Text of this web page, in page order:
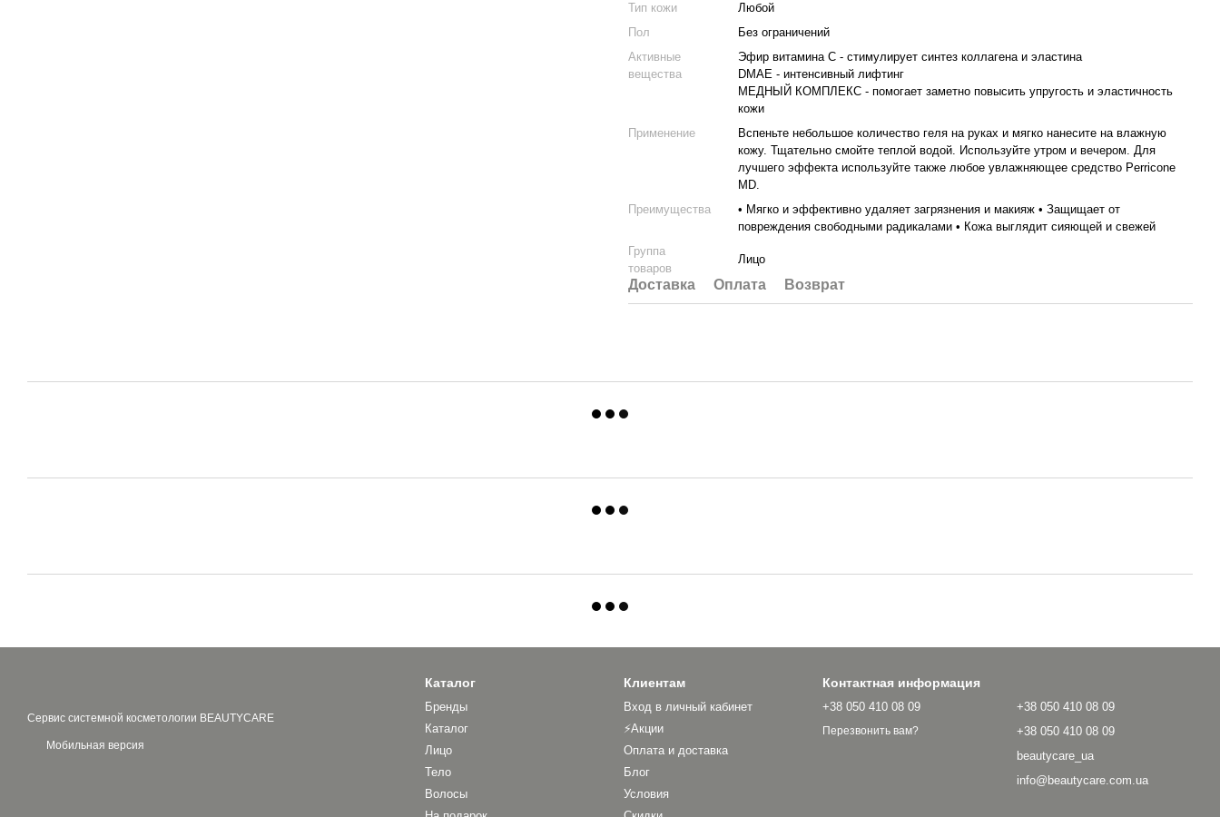
Тип кожи
Любой
Пол
Без ограничений
Активные
вещества
Эфир витамина С - cтимулирует синтез коллагена и эластина
DMAE - интенсивный лифтинг
МЕДНЫЙ КОМПЛЕКС - помогает заметно повысить упругость и эластичность
кожи
Применение
Вспеньте небольшое количество геля на руках и мягко нанесите на влажную
кожу. Тщательно смойте теплой водой. Используйте утром и вечером. Для
лучшего эффекта используйте также любое увлажняющее средство Perricone
MD.
Преимущества
• Мягко и эффективно удаляет загрязнения и макияж • Защищает от
повреждения свободными радикалами • Кожа выглядит сияющей и свежей
Группа
товаров
Лицо
Доставка Оплата Возврат
Сервис системной косметологии BEAUTYCARE
Мобильная версия
Каталог
Бренды
Каталог
Лицо
Тело
Волосы
Клиентам
Вход в личный кабинет
⚡Акции
Оплата и доставка
Блог
Условия
Контактная информация
+38 050 410 08 09
Перезвонить вам?
+38 050 410 08 09
+38 050 410 08 09
beautycare_ua
info@beautycare.com.ua